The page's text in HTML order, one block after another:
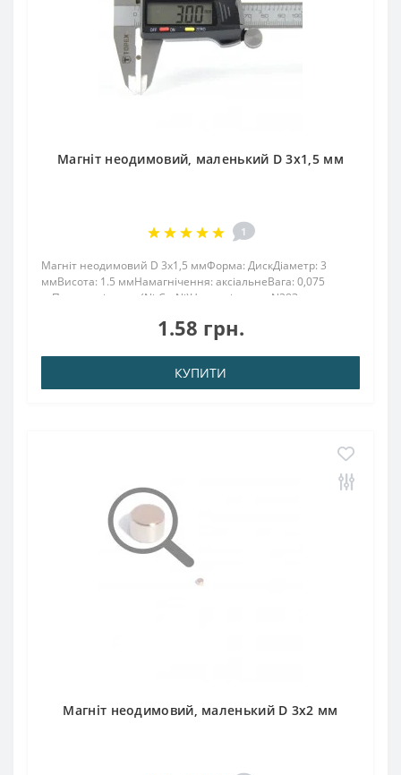
Магніт неодимовий, маленький D 3х1,5 мм
1
Магніт неодимовий D 3х1,5 ммФорма: ДискДіаметр: 3
ммВисота: 1.5 ммНамагнічення: аксіальнеВага: 0,075
грПоверх. нікель .: (Ni-Cu-Ni)Намагнічення: N38Зчеплення
CЗастосовується для точного кріплен..
1.58 грн.
КУПИТИ
Магніт неодимовий, маленький D 3х2 мм